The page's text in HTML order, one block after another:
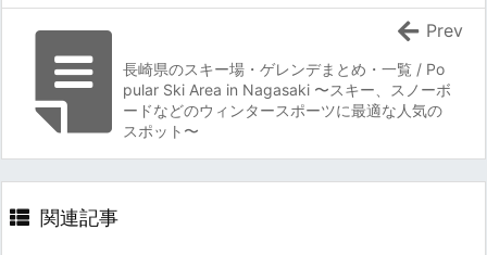
長崎県のスキー場・ゲレンデまとめ・一覧 / Po
pular Ski Area in Nagasaki 〜スキー、スノーボ
ードなどのウィンタースポーツに最適な人気の
スポット〜
Prev
関連記事